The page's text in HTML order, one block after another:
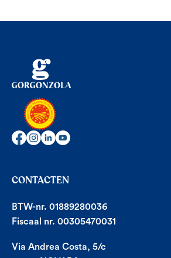
CONTACTEN
BTW-nr. 01889280036
Fiscaal nr. 00305470031
Via Andrea Costa, 5/c